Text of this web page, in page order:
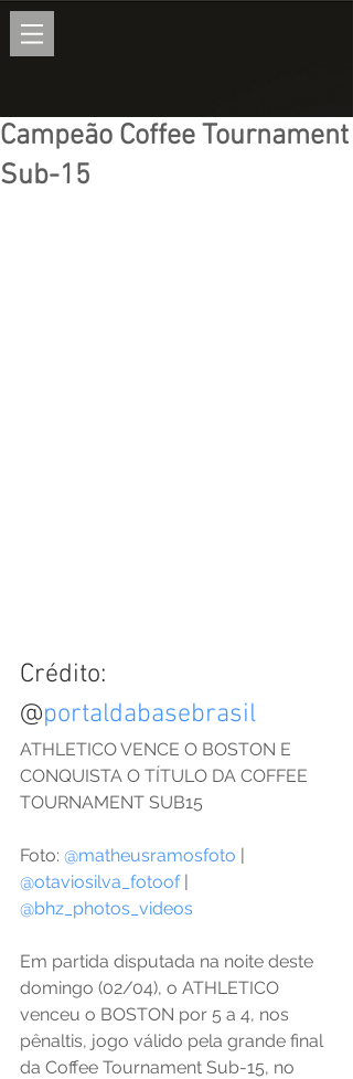
Campeão Coffee Tournament
Sub-15
Crédito:
@portaldabasebrasil
ATHLETICO VENCE O BOSTON E
CONQUISTA O TÍTULO DA COFFEE
TOURNAMENT SUB15
Foto: @matheusramosfoto |
@otaviosilva_fotoof |
@bhz_photos_videos
Em partida disputada na noite deste
domingo (02/04), o ATHLETICO
venceu o BOSTON por 5 a 4, nos
pênaltis, jogo válido pela grande final
da Coffee Tournament Sub-15, no